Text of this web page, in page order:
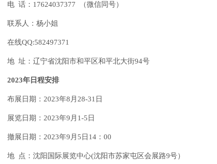
电 话：17624037377 （微信同号）
联系人：杨小姐
在线QQ:582497371
地 址：辽宁省沈阳市和平区和平北大街94号
2023年日程安排
布展日期：2023年8月28-31日
展览日期：2023年9月1-5日
撤展日期：2023年9月5日14：00
地 点：沈阳国际展览中心(沈阳市苏家屯区会展路9号）